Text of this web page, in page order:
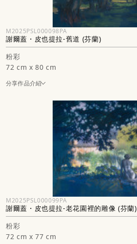
M2025PSL000098PA
謝爾蓋・皮也提拉-舊道 (芬蘭)
粉彩
72 cm x 80 cm
分享作品介紹
M2025PSL000099PA
謝爾蓋・皮也提拉-老花園裡的雕像 (芬蘭)
粉彩
72 cm x 77 cm